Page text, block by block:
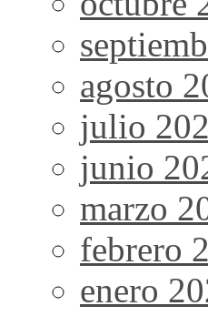
agosto
julio
junio
marzo
febrero
enero